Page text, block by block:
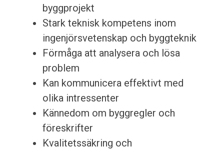
byggprojekt
Stark teknisk kompetens inom
ingenjörsvetenskap och byggteknik
Förmåga att analysera och lösa
problem
Kan kommunicera effektivt med
olika intressenter
Kännedom om byggregler och
föreskrifter
Kvalitetssäkring och